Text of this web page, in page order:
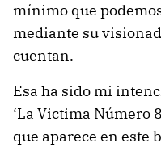
mínimo que
mediante su
cuentan.
Esa ha sido mi
‘La Victima Número
que aparece en este